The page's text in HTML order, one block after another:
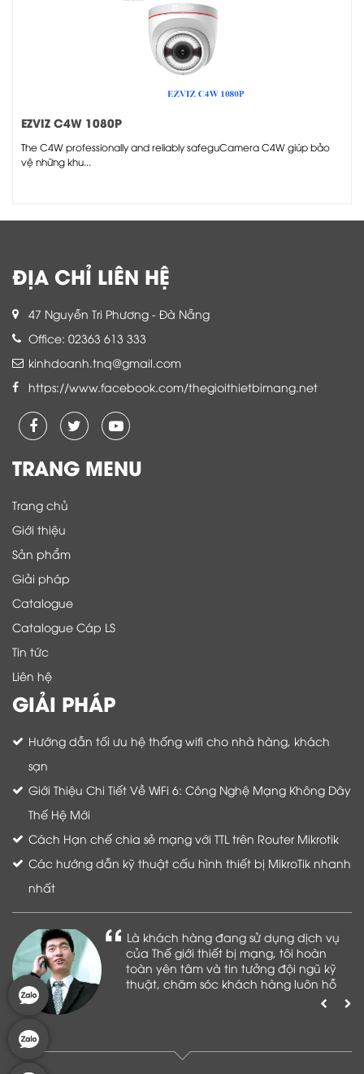
EZVIZ C4W 1080P
The C4W professionally and reliably safeguCamera C4W giúp bảo
vệ những khu...
ĐỊA CHỈ LIÊN HỆ
47 Nguyễn Tri Phương - Đà Nẵng
Office: 02363 613 333
kinhdoanh.tnq@gmail.com
https://www.facebook.com/thegioithietbimang.net
TRANG MENU
Trang chủ
Giới thiệu
Sản phẩm
Giải pháp
Catalogue
Catalogue Cáp LS
Tin tức
Liên hệ
GIẢI PHÁP
Hướng dẫn tối ưu hệ thống wifi cho nhà hàng, khách
sạn
Giới Thiệu Chi Tiết Về WiFi 6: Công Nghệ Mạng Không Dây
Thế Hệ Mới
Cách Hạn chế chia sẻ mạng với TTL trên Router Mikrotik
Các hướng dẫn kỹ thuật cấu hình thiết bị MikroTik nhanh
nhất
Là khách hàng đang sử dụng dịch vụ
của Thế giới thiết bị mạng, tôi hoàn
toàn yên tâm và tin tưởng đội ngũ kỹ
thuật, chăm sóc khách hàng luôn hỗ